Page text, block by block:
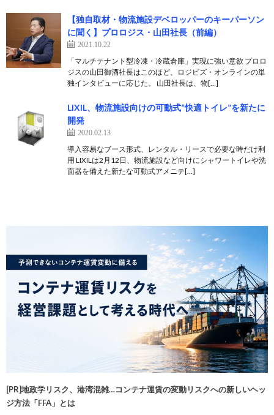
【独自取材・物流施設デベロッパーのキーパーソン
に聞く】プロロジス・山田社長（前編）
2021.10.22
「マルチテナント型冷凍・冷蔵倉庫」実現に強い意欲 プロロ
ジスの山田御酒社長はこのほど、ロジビズ・オンラインの単
独インタビューに応じた。 山田社長は、物[…]
LIXIL、物流施設向けの可動式“快適トイレ”を新たに
開発
2020.02.13
導入容易なブース形式、レンタル・リースで必要な時だけ利
用 LIXILは2月12日、物流施設など向けにシャワートイレや洗
面器を備えた新たな可動式アメニテ[…]
[PR]地政学リスク、港湾混雑…コンテナ運賃の変動リスクへの新しいヘッ
ジ方法「FFA」とは